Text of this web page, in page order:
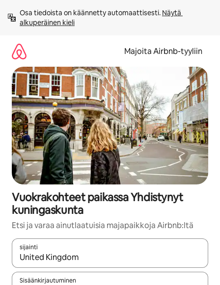
sisältö
väliin
Osa tiedoista on käännetty automaattisesti. Näytä
alkuperäinen kieli
Majoita Airbnb-tyyliin
Vuokrakohteet paikassa Yhdistynyt
kuningaskunta
Etsi ja varaa ainutlaatuisia majapaikkoja Airbnb:ltä
sijainti
Kun tulokset ovat saatavilla, navigoi ylös- ja alas-
Sisäänkirjautuminen